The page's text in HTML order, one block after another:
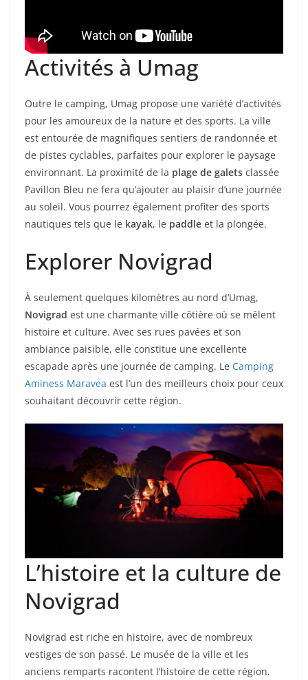
Activités à Umag
Outre le camping, Umag propose une variété d’activités
pour les amoureux de la nature et des sports. La ville
est entourée de magnifiques sentiers de randonnée et
de pistes cyclables, parfaites pour explorer le paysage
environnant. La proximité de la plage de galets classée
Pavillon Bleu ne fera qu’ajouter au plaisir d’une journée
au soleil. Vous pourrez également profiter des sports
nautiques tels que le kayak, le paddle et la plongée.
Explorer Novigrad
À seulement quelques kilomètres au nord d’Umag,
Novigrad est une charmante ville côtière où se mêlent
histoire et culture. Avec ses rues pavées et son
ambiance paisible, elle constitue une excellente
escapade après une journée de camping. Le Camping
Aminess Maravea est l’un des meilleurs choix pour ceux
souhaitant découvrir cette région.
L’histoire et la culture de
Novigrad
Novigrad est riche en histoire, avec de nombreux
vestiges de son passé. Le musée de la ville et les
anciens remparts racontent l’histoire de cette région.